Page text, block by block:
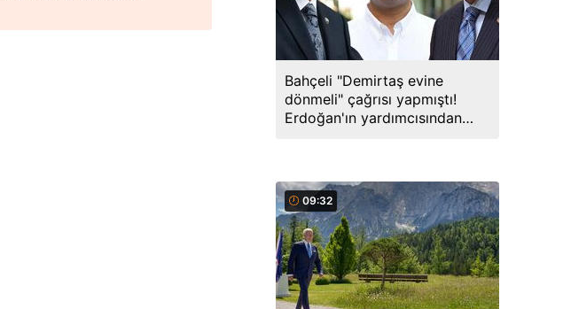
Bahçeli "Demirtaş evine
dönmeli" çağrısı yapmıştı!
Erdoğan'ın yardımcısından
09:32